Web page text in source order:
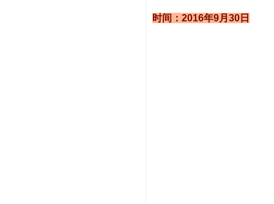
时间：2016年9月30日